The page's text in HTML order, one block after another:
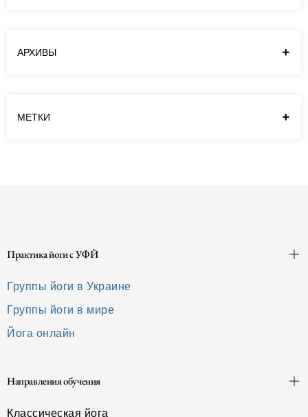
чтобы не возникало недоразумений в
АРХИВЫ
МЕТКИ
Практика йоги с УФЙ
Группы йоги в Украине
Группы йоги в мире
Йога онлайн
Направления обучения
Классическая йога